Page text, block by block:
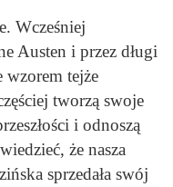
Wcześniej
Austen i przez długi
wzorem tejże
tworzą swoje
i odnoszą
że nasza
sprzedała swój